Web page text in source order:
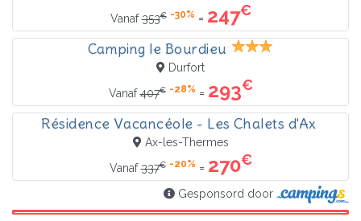
Vanaf353€ -30% = 247€
Camping le Bourdieu
Durfort
Vanaf407€ -28% = 293€
Résidence Vacancéole - Les Chalets d'Ax
Ax-les-Thermes
Vanaf337€ -20% = 270€
Gesponsord door